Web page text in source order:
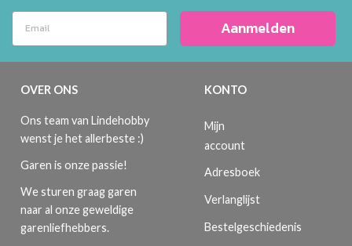
Aanmelden
OVER ONS
Ons team van Lindehobby
wenst je het allerbeste :)
Garen is onze passie!
We sturen graag garen
naar al onze geweldige
garenliefhebbers.
KONTO
Mijn
account
Adresboek
Verlanglijst
Bestelgeschiedenis